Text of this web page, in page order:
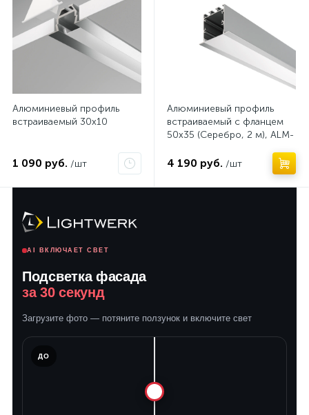
Алюминиевый профиль
встраиваемый 30x10
1 090 руб. /шт
Алюминиевый профиль
встраиваемый с фланцем
50x35 (Серебро, 2 м), ALM-
4 190 руб. /шт
AI ВКЛЮЧАЕТ СВЕТ
Подсветка фасада
за 30 секунд
Загрузите фото — потяните ползунок и включите свет
ДО